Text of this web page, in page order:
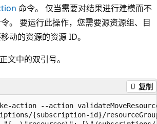
命令。 仅当需要对结果进行建模而不
。 要运行此操作，您需要源资源组、目
动的资源的资源 ID。
文中的双引号。
复制
action --action
{subscription-id}/